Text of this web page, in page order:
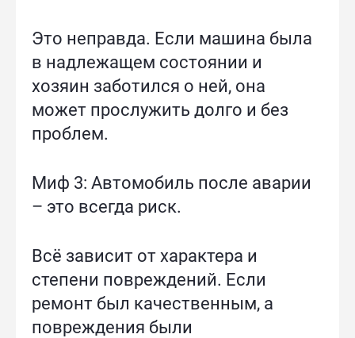
Это неправда. Если машина была
в надлежащем состоянии и
хозяин заботился о ней, она
может прослужить долго и без
проблем.
Миф 3: Автомобиль после аварии
– это всегда риск.
Всё зависит от характера и
степени повреждений. Если
ремонт был качественным, а
повреждения были